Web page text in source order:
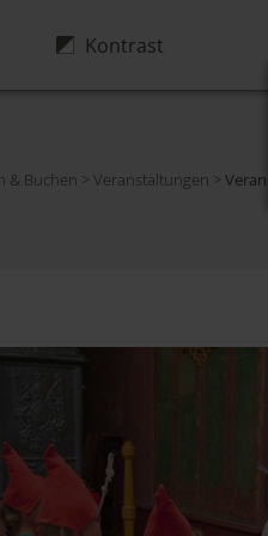
Kontrast
& Buchen > Veranstaltungen >